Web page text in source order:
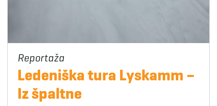
Ledeniška tura Lyskamm –
Iz špaltne